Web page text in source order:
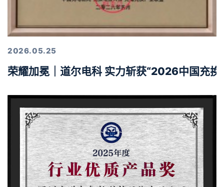
2026.05.25
荣耀加冕｜道尔电科 实力斩获“2026中国充换